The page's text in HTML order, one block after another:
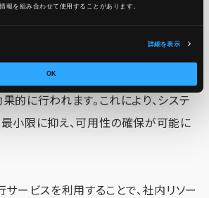
報を組み合わせて使用​​することがあります。
詳細を表示
OK
ます。
AWS環境の最適化やトラブルシューテ
的に行われます。これにより、システ
小限に抑え、可用性の確保が可能に
サービスを利用することで、社内リソー